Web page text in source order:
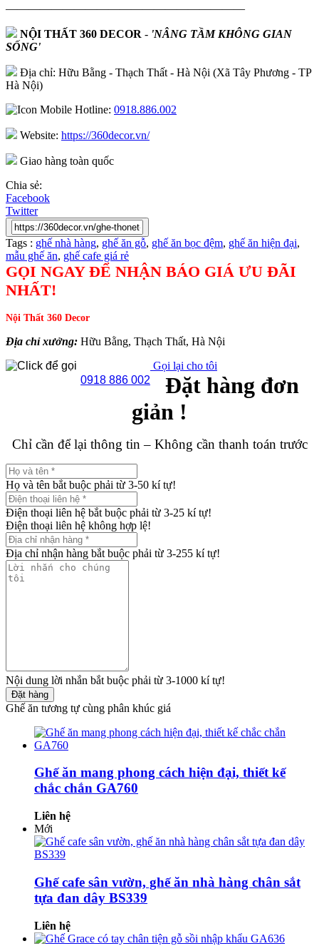
—————————————————————
NỘI THẤT 360 DECOR - 'NÂNG TẦM KHÔNG GIAN
SỐNG'
Địa chỉ: Hữu Bằng - Thạch Thất - Hà Nội (Xã Tây Phương - TP
Hà Nội)
Hotline: 0918.886.002
Website: https://360decor.vn/
Giao hàng toàn quốc
Chia sẻ:
Facebook
Twitter
Tags : ghế nhà hàng, ghế ăn gỗ, ghế ăn bọc đệm, ghế ăn hiện đại,
mẫu ghế ăn, ghế cafe giá rẻ
GỌI NGAY ĐỂ NHẬN BÁO GIÁ ƯU ĐÃI
NHẤT!
Nội Thất 360 Decor
Địa chỉ xưởng: Hữu Bằng, Thạch Thất, Hà Nội
0918 886 002
Gọi lại cho tôi
Đặt hàng đơn
giản !
Chỉ cần để lại thông tin – Không cần thanh toán trước
Họ và tên bắt buộc phải từ 3-50 kí tự!
Điện thoại liên hệ bắt buộc phải từ 3-25 kí tự!
Điện thoại liên hệ không hợp lệ!
Địa chỉ nhận hàng bắt buộc phải từ 3-255 kí tự!
Nội dung lời nhắn bắt buộc phải từ 3-1000 kí tự!
Đặt hàng
Ghế ăn tương tự cùng phân khúc giá
Ghế ăn mang phong cách hiện đại, thiết kế
chắc chắn GA760
Liên hệ
Mới
Ghế cafe sân vườn, ghế ăn nhà hàng chân sắt
tựa đan dây BS339
Liên hệ